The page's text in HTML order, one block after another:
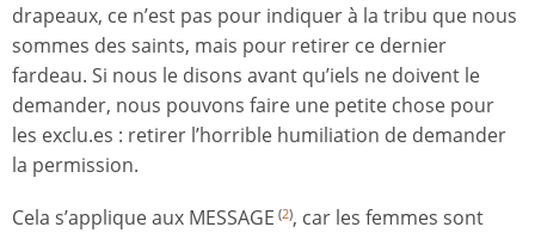
drapeaux, ce n’est pas pour indiquer à la tribu que nous
sommes des saints, mais pour retirer ce dernier
fardeau. Si nous le disons avant qu’iels ne doivent le
demander, nous pouvons faire une petite chose pour
les exclu.es : retirer l’horrible humiliation de demander
la permission.
Cela s’applique aux MESSAGE (2), car les femmes sont